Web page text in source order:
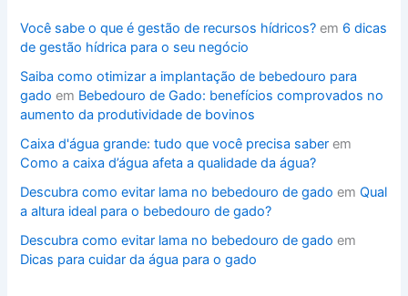
Você sabe o que é gestão de recursos hídricos? em 6 dicas
de gestão hídrica para o seu negócio
Saiba como otimizar a implantação de bebedouro para
gado em Bebedouro de Gado: benefícios comprovados no
aumento da produtividade de bovinos
Caixa d'água grande: tudo que você precisa saber em
Como a caixa d’água afeta a qualidade da água?
Descubra como evitar lama no bebedouro de gado emQual
a altura ideal para o bebedouro de gado?
Descubra como evitar lama no bebedouro de gado em
Dicas para cuidar da água para o gado